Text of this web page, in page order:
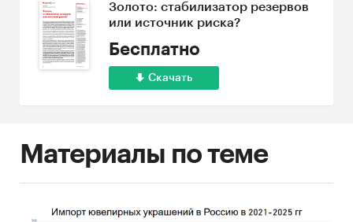
Золото: стабилизатор резервов
или источник риска?
Бесплатно
Скачать
Материалы по теме